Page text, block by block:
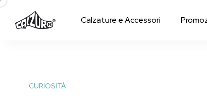
Calzature e Accessori
CURIOSITÀ